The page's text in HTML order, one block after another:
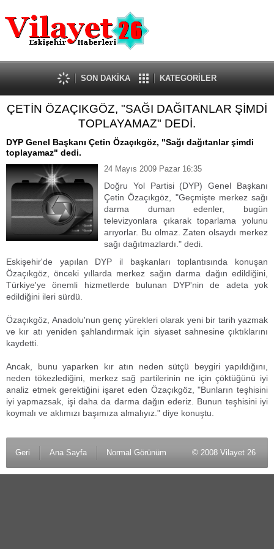
Güncel
Ekonomi
Politika
Eğitim
Spor
Kültür-Sanat
Röportaj
Tanıtım Yazısı
SON DAKİKA KATEGORİLER
ÇETİN ÖZAÇIKGÖZ, "SAĞI DAĞITANLAR ŞİMDİ
TOPLAYAMAZ" DEDİ.
DYP Genel Başkanı Çetin Özaçıkgöz, "Sağı dağıtanlar şimdi
toplayamaz" dedi.
24 Mayıs 2009 Pazar 16:35
Doğru Yol Partisi (DYP) Genel Başkanı
Çetin Özaçıkgöz, "Geçmişte merkez sağı
darma duman edenler, bugün
televizyonlara çıkarak toparlama yolunu
arıyorlar. Bu olmaz. Zaten olsaydı merkez
sağı dağıtmazlardı." dedi.
Eskişehir'de yapılan DYP il başkanları toplantısında konuşan
Özaçıkgöz, önceki yıllarda merkez sağın darma dağın edildiğini,
Türkiye'ye önemli hizmetlerde bulunan DYP'nin de adeta yok
edildiğini ileri sürdü.
Özaçıkgöz, Anadolu'nun genç yürekleri olarak yeni bir tarih yazmak
ve kır atı yeniden şahlandırmak için siyaset sahnesine çıktıklarını
kaydetti.
Ancak, bunu yaparken kır atın neden sütçü beygiri yapıldığını,
neden tökezlediğini, merkez sağ partilerinin ne için çöktüğünü iyi
analiz etmek gerektiğini işaret eden Özaçıkgöz, "Bunların teşhisini
iyi yapmazsak, işi daha da darma dağın ederiz. Bunun teşhisini iyi
koymalı ve aklımızı başımıza almalıyız." diye konuştu.
Geri Ana Sayfa Normal Görünüm © 2008 Vilayet 26